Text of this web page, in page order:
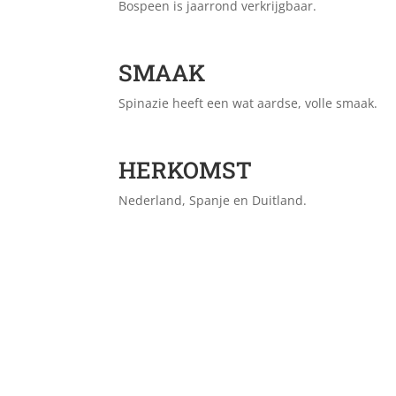
Bospeen is jaarrond verkrijgbaar.
SMAAK
Spinazie heeft een wat aardse, volle smaak.
HERKOMST
Nederland, Spanje en Duitland.